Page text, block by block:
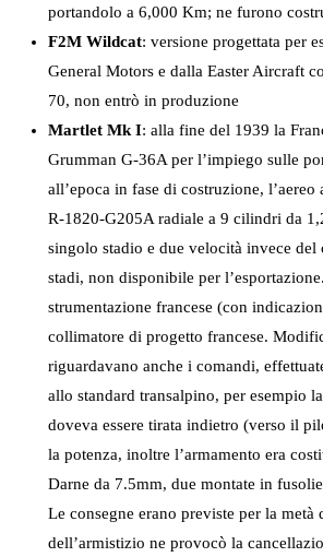
portandolo a 6,000 Km; ne furono
F2M Wildcat: versione progettata per
General Motors e dalla Easter Aircraft
70, non entrò in produzione
Martlet Mk I: alla fine del 1939 la
Grumman G-36A per l’impiego sulle
all’epoca in fase di costruzione,
R-1820-G205A radiale a 9 cilindri da
singolo stadio e due velocità invece del
stadi, non disponibile per
strumentazione francese (con
collimatore di progetto francese.
riguardavano anche i comandi,
allo standard transalpino, per esempio
doveva essere tirata indietro (verso il
la potenza, inoltre l’armamento era
Darne da 7.5mm, due montate in
Le consegne erano previste per la metà
dell’armistizio ne provocò la